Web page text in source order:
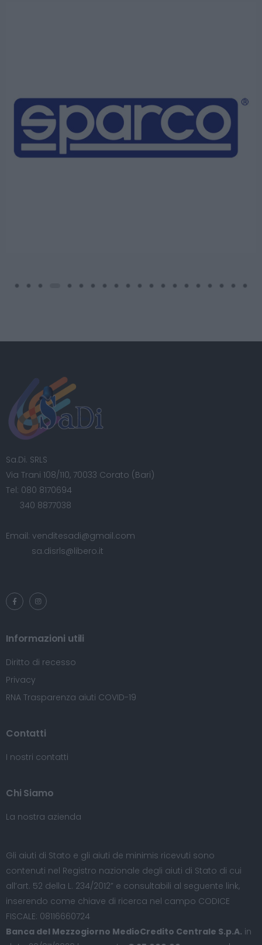
Sa.Di. SRLS
Via Trani 108/110, 70033 Corato (Bari)
Tel: 080 8170694
340 8877038
Email: venditesadi@gmail.com
sa.disrls@libero.it
Informazioni utili
Diritto di recesso
Privacy
RNA Trasparenza aiuti COVID-19
Contatti
I nostri contatti
Chi Siamo
La nostra azienda
Gli aiuti di Stato e gli aiuti de minimis ricevuti sono
contenuti nel Registro nazionale degli aiuti di Stato di cui
all’art. 52 della L. 234/2012” e consultabili al seguente link,
inserendo come chiave di ricerca nel campo CODICE
FISCALE: 08116660724
Banca del Mezzogiorno MedioCredito Centrale S.p.A. in